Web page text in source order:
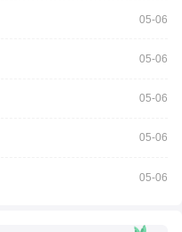
05-06
05-06
05-06
05-06
05-06